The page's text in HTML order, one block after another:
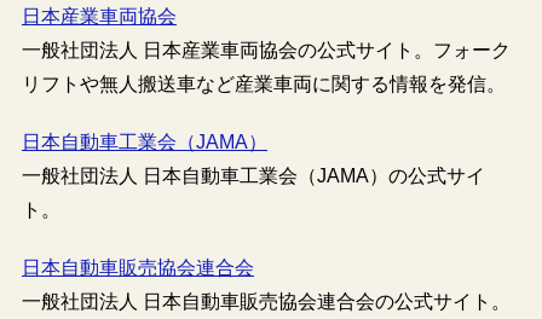
日本産業車両協会
一般社団法人 日本産業車両協会の公式サイト。フォーク
リフトや無人搬送車など産業車両に関する情報を発信。
日本自動車工業会（JAMA）
一般社団法人 日本自動車工業会（JAMA）の公式サイ
ト。
日本自動車販売協会連合会
一般社団法人 日本自動車販売協会連合会の公式サイト。